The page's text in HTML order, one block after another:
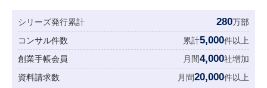
シリーズ発行累計 280万部
コンサル件数
累計5,000件以上
創業手帳会員
月間4,000社増加
資料請求数
月間20,000件以上